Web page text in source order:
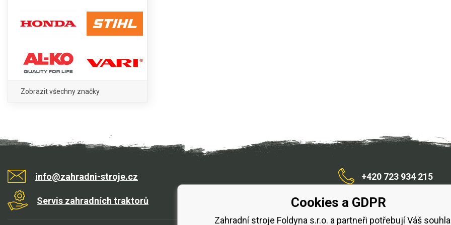
Zobrazit všechny značky
info@zahradni-stroje.cz
Servis zahradních traktorů /zahradnístroje
+420 723 934 215
Cookies a GDPR
Zahradní stroje Foldyna s.r.o. a partneři potřebují Váš